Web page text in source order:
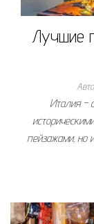
Лучшие
Италия –
пейзажами‚ но